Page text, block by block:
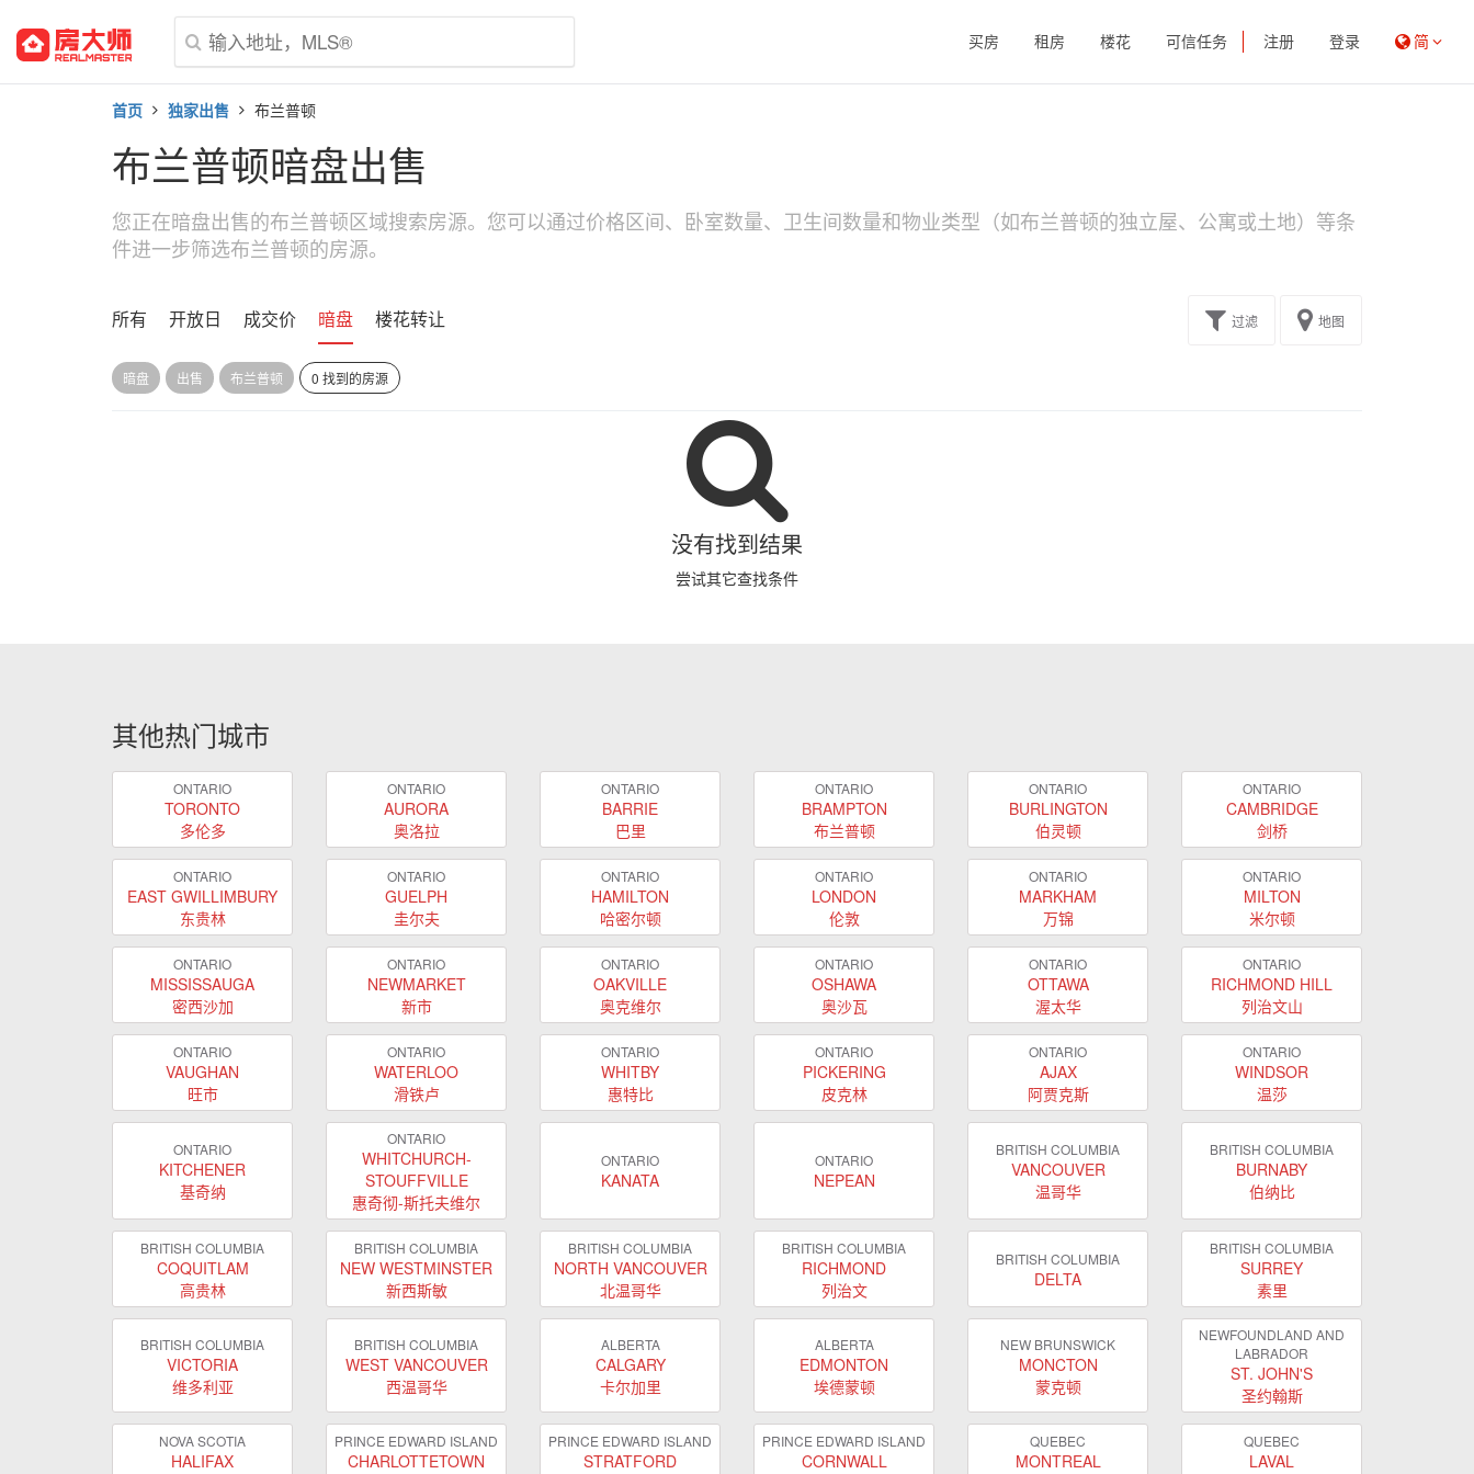
买房 租房 楼花 可信任务 注册 登录 简
首页 独家出售 布兰普顿
布兰普顿暗盘出售
您正在暗盘出售的布兰普顿区域搜索房源。您可以通过价格区间、卧室数量、卫生间数量和物业类型（如布兰普顿的独立屋、公寓或土地）等条
件进一步筛选布兰普顿的房源。
所有 开放日 成交价 暗盘 楼花转让 过滤 地图
暗盘 出售 布兰普顿 0 找到的房源
没有找到结果
尝试其它查找条件
其他热门城市
ONTARIO
TORONTO
多伦多
ONTARIO
AURORA
奥洛拉
ONTARIO
BARRIE
巴里
ONTARIO
BRAMPTON
布兰普顿
ONTARIO
BURLINGTON
伯灵顿
ONTARIO
CAMBRIDGE
剑桥
ONTARIO
EAST GWILLIMBURY
东贵林
ONTARIO
GUELPH
圭尔夫
ONTARIO
HAMILTON
哈密尔顿
ONTARIO
LONDON
伦敦
ONTARIO
MARKHAM
万锦
ONTARIO
MILTON
米尔顿
ONTARIO
MISSISSAUGA
密西沙加
ONTARIO
NEWMARKET
新市
ONTARIO
OAKVILLE
奥克维尔
ONTARIO
OSHAWA
奥沙瓦
ONTARIO
OTTAWA
渥太华
ONTARIO
RICHMOND HILL
列治文山
ONTARIO
VAUGHAN
旺市
ONTARIO
WATERLOO
滑铁卢
ONTARIO
WHITBY
惠特比
ONTARIO
PICKERING
皮克林
ONTARIO
AJAX
阿贾克斯
ONTARIO
WINDSOR
温莎
ONTARIO
KITCHENER
基奇纳
ONTARIO
WHITCHURCH-
STOUFFVILLE
惠奇彻-斯托夫维尔
ONTARIO
KANATA
ONTARIO
NEPEAN
BRITISH COLUMBIA
VANCOUVER
温哥华
BRITISH COLUMBIA
BURNABY
伯纳比
BRITISH COLUMBIA
COQUITLAM
高贵林
BRITISH COLUMBIA
NEW WESTMINSTER
新西斯敏
BRITISH COLUMBIA
NORTH VANCOUVER
北温哥华
BRITISH COLUMBIA
RICHMOND
列治文
BRITISH COLUMBIA
DELTA
BRITISH COLUMBIA
SURREY
素里
BRITISH COLUMBIA
VICTORIA
维多利亚
BRITISH COLUMBIA
WEST VANCOUVER
西温哥华
ALBERTA
CALGARY
卡尔加里
ALBERTA
EDMONTON
埃德蒙顿
NEW BRUNSWICK
MONCTON
蒙克顿
NEWFOUNDLAND AND
LABRADOR
ST. JOHN'S
圣约翰斯
NOVA SCOTIA
HALIFAX
PRINCE EDWARD ISLAND
CHARLOTTETOWN
PRINCE EDWARD ISLAND
STRATFORD
PRINCE EDWARD ISLAND
CORNWALL
QUEBEC
MONTREAL
QUEBEC
LAVAL